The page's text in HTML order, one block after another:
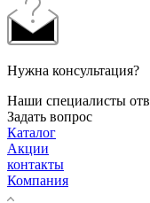
Нужна консультация?
Наши специалисты
Задать вопрос
Каталог
Акции
контакты
Компания